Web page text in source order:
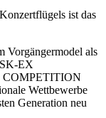
ist das
Vorgängermodel als
EX
COMPETITION
Wettbewerbe
Generation neu